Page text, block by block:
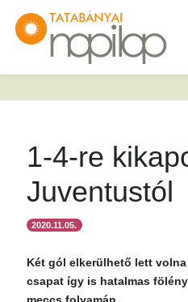
1-4-re
Juventustól
2020.11.05.
Két gól elkerülhető lett
csapat így is hatalmas